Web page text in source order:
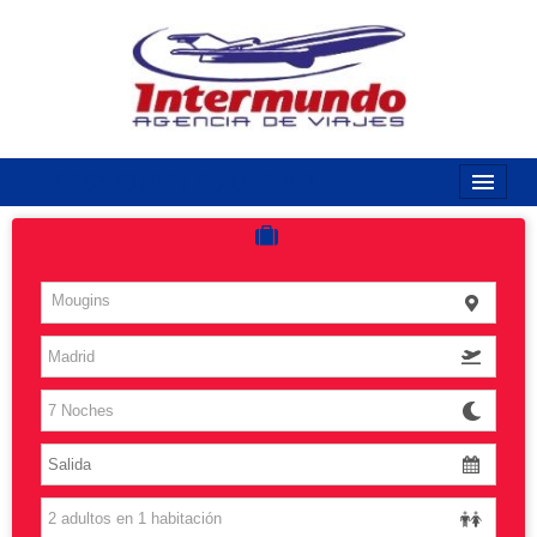
Costas
Vuelos
Islas
Caribe
Grandes Viajes
Mougins